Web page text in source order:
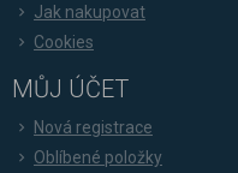
Jak nakupovat
Cookies
MŮJ ÚČET
Nová registrace
Oblíbené položky